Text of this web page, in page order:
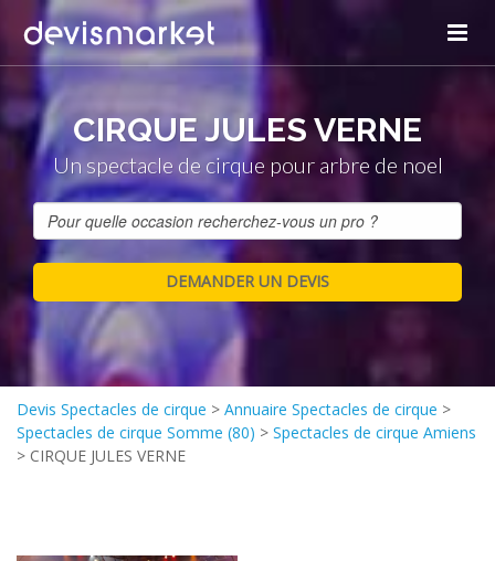
CIRQUE JULES VERNE
Un spectacle de cirque pour arbre de noel
Devis Spectacles de cirque > Annuaire Spectacles de cirque >
Spectacles de cirque Somme (80) > Spectacles de cirque Amiens
> CIRQUE JULES VERNE